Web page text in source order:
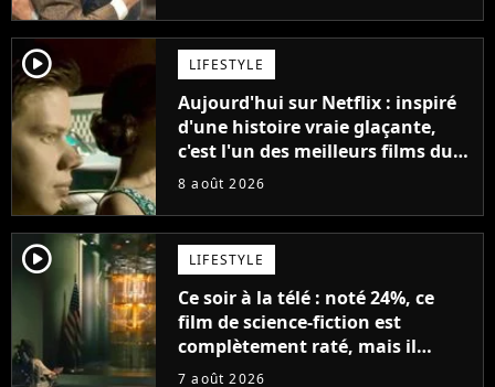
décennies"
player2 LIFESTYLE
Aujourd'hui sur Netflix : inspiré
d'une histoire vraie glaçante,
c'est l'un des meilleurs films du
21ème siècle
8 août 2026
player2 LIFESTYLE
Ce soir à la télé : noté 24%, ce
film de science-fiction est
complètement raté, mais il
aurait pu être encore pire à
7 août 2026